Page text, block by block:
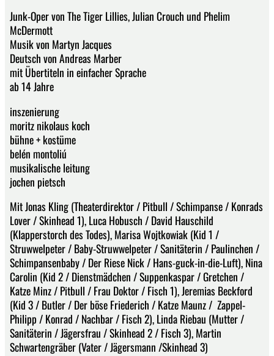
Junk-Oper von The Tiger Lillies, Julian Crouch und Phelim
McDermott
Musik von Martyn Jacques
Deutsch von Andreas Marber
mit Übertiteln in einfacher Sprache
ab 14 Jahre
inszenierung
moritz nikolaus koch
bühne + kostüme
belén montoliú
musikalische leitung
jochen pietsch
Mit Jonas Kling (Theaterdirektor / Pitbull / Schimpanse / Konrads
Lover / Skinhead 1), Luca Hobusch / David Hauschild
(Klapperstorch des Todes), Marisa Wojtkowiak (Kid 1 /
Struwwelpeter / Baby-Struwwelpeter / Sanitäterin / Paulinchen /
Schimpansenbaby / Der Riese Nick / Hans-guck-in-die-Luft), Nina
Carolin (Kid 2 / Dienstmädchen / Suppenkaspar / Gretchen /
Katze Minz / Pitbull / Frau Doktor / Fisch 1), Jeremias Beckford
(Kid 3 / Butler / Der böse Friederich / Katze Maunz / Zappel-
Philipp / Konrad / Nachbar / Fisch 2), Linda Riebau (Mutter /
Sanitäterin / Jägersfrau / Skinhead 2 / Fisch 3), Martin
Schwartengräber (Vater / Jägersmann /Skinhead 3)